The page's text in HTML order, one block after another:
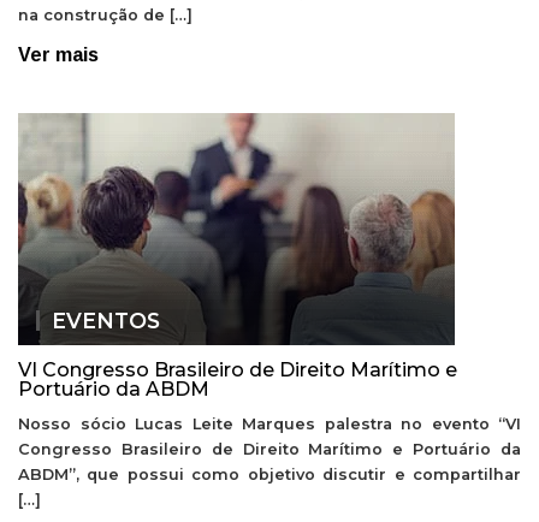
na construção de […]
Ver mais
EVENTOS
VI Congresso Brasileiro de Direito Marítimo e
Portuário da ABDM
Nosso sócio Lucas Leite Marques palestra no evento “VI
Congresso Brasileiro de Direito Marítimo e Portuário da
ABDM”, que possui como objetivo discutir e compartilhar
[…]